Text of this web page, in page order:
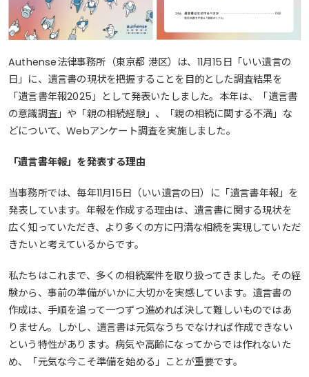
Authense法律事務所（東京都 港区）は、11月15日「いい遺言の
日」に、遺言書の現状を把握することを目的とした調査結果を
「遺言書年報2025」として発表いたしました。本年は、「遺言書
の意識調査」や「親の相続経験」、「親の相続に関する不満」な
どについて、Webアンケート調査を実施しました。
「遺言書年報」を発表する理由
当事務所では、毎年11月15日（いい遺言の日）に「遺言書年報」を
発表しています。年報を作成する理由は、遺言書に関する現状を
広く知っていただき、より多くの方に円満な相続を実現していただ
きたいと考えているからです。
私たちはこれまで、多くの相続案件を取り扱ってきました。その経
験から、事前の準備がいかに大切かを実感しています。遺言書の
作成は、手順を追って一つずつ進めれば決して難しいものではあ
りません。しかし、遺言書は元気なうちでなければ作成できない
という特性があります。病気や高齢になってからでは作れないた
め、「元気な今こそ準備を始める」ことが重要です。